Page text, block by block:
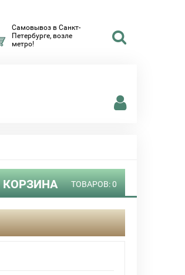
Самовывоз в Санкт-
Петербурге, возле
метро!
КОРЗИНА ТОВАРОВ:0